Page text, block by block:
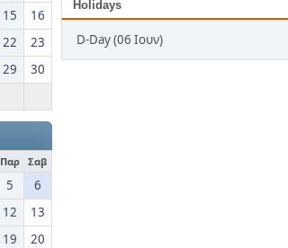
15
16
22
23
29
30
Παρ Σαβ
5
6
12
13
19
20
Holidays
D-Day (06 Ιουν)